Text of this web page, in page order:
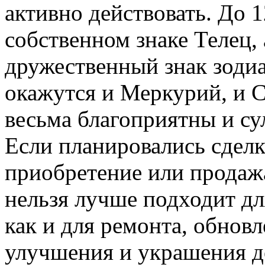
активно действовать. До
собственном знаке Телец,
дружественный знак
окажутся и Меркурий, и
весьма благоприятны и
Если планировались
приобретение или
нельзя лучше подходит
как и для ремонта,
улучшения и украшения